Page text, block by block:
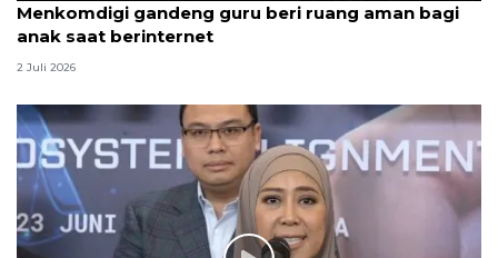
Menkomdigi gandeng guru beri ruang aman bagi
anak saat berinternet
2 Juli 2026